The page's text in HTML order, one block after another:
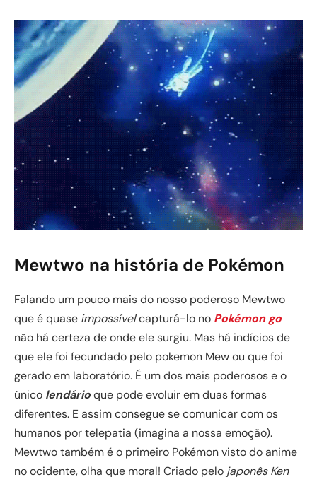
Mewtwo na história de Pokémon
Falando um pouco mais do nosso poderoso Mewtwo
que é quase impossívelcapturá-lo no Pokémon go
não há certeza de onde ele surgiu. Mas há indícios de
que ele foi fecundado pelo pokemon Mew ou que foi
gerado em laboratório. É um dos mais poderosos e o
único lendárioque pode evoluir em duas formas
diferentes. E assim consegue se comunicar com os
humanos por telepatia (imagina a nossa emoção).
Mewtwo também é o primeiro Pokémon visto do anime
no ocidente, olha que moral! Criado pelo japonês Ken